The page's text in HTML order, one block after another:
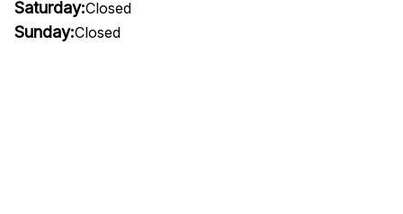
Saturday:Closed
Sunday:Closed